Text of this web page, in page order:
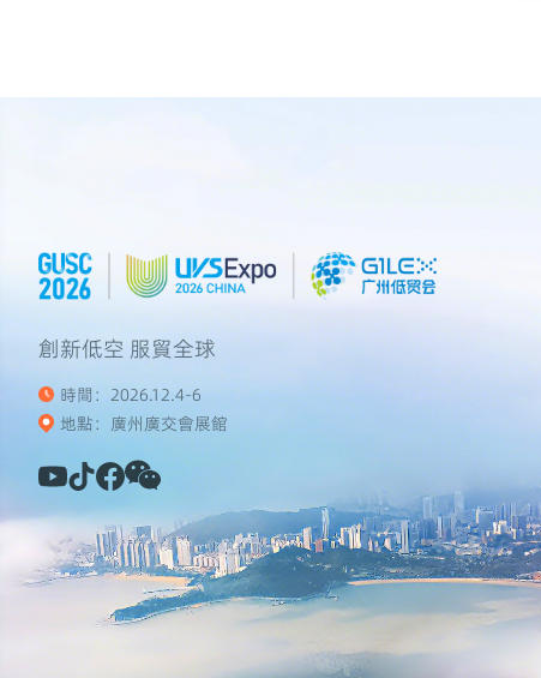
創新低空 服貿全球
時間：2026.12.4-6
地點：廣州廣交會展館